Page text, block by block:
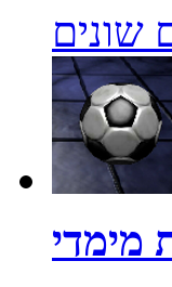
שונים
מימדי